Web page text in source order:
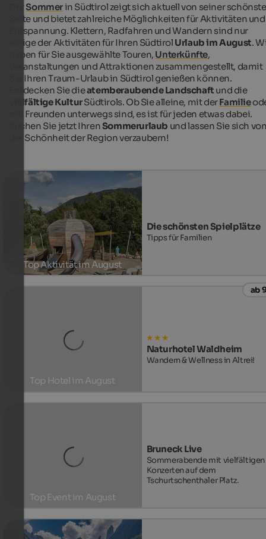
DerSommerin Südtirol zeigt sich aktuell von seiner
Seite und bietet zahlreiche Möglichkeiten für Aktivitäten und
Entspannung. Klettern, Radfahren und Wandern sind nur
einige der Aktivitäten für Ihren Südtirol Urlaub im August.
haben für Sie ausgewählte Touren, Unterkünfte,
Veranstaltungen und Attraktionen zusammengestellt, damit
Sie Ihren Traum-Urlaub in Südtirol genießen können.
Entdecken Sie dieatemberaubende Landschaft und die
vielfältige KulturSüdtirols. Ob Sie alleine, mit derFamilie
mit Freunden unterwegs sind, es ist für jeden etwas dabei.
Buchen Sie jetzt IhrenSommerurlaub und lassen Sie sich
der Schönheit der Region verzaubern!
Top Aktivität im August
Die schönsten Spielplätze
Tipps für Familien
Top Hotel im August
ab
Naturhotel Waldheim
Wandern & Wellness in Altrei!
Top Event im August
Bruneck Live
Sommerabende mit vielfältigen
Konzerten auf dem
Tschurtschenthaler Platz.